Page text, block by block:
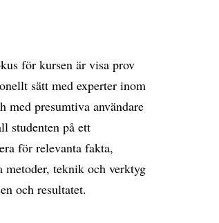
för kursen är visa prov
sätt med experter inom
med presumtiva användare
studenten på ett
för relevanta fakta,
metoder, teknik och verktyg
och resultatet.